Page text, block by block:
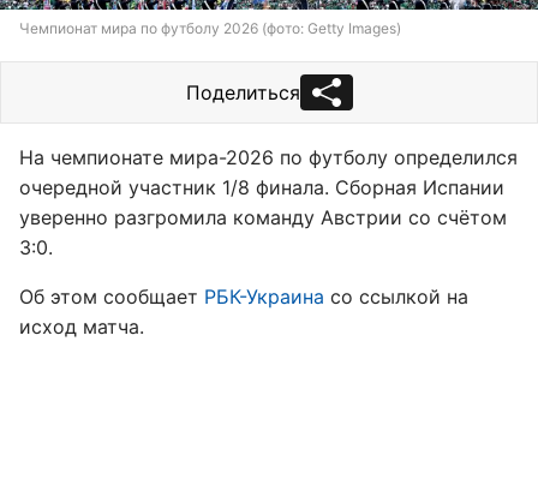
Чемпионат мира по футболу 2026 (фото: Getty Images)
Поделиться
На чемпионате мира-2026 по футболу определился
очередной участник 1/8 финала. Сборная Испании
уверенно разгромила команду Австрии со счётом
3:0.
Об этом сообщает РБК-Украина со ссылкой на
исход матча.